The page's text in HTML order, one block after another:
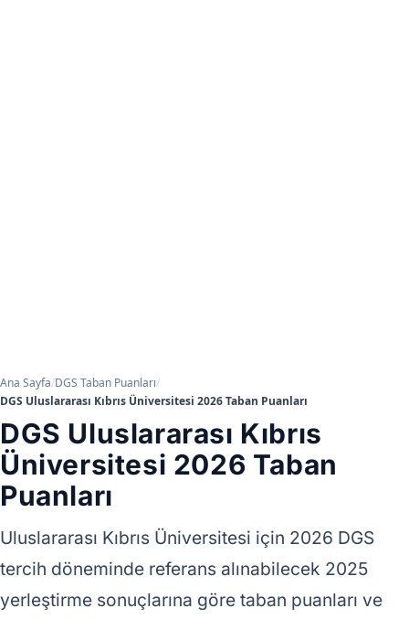
Ana Sayfa/DGS Taban Puanları/
DGS Uluslararası Kıbrıs Üniversitesi 2026 Taban Puanları
DGS Uluslararası Kıbrıs
Üniversitesi 2026 Taban
Puanları
Uluslararası Kıbrıs Üniversitesi için 2026 DGS
tercih döneminde referans alınabilecek 2025
yerleştirme sonuçlarına göre taban puanları ve